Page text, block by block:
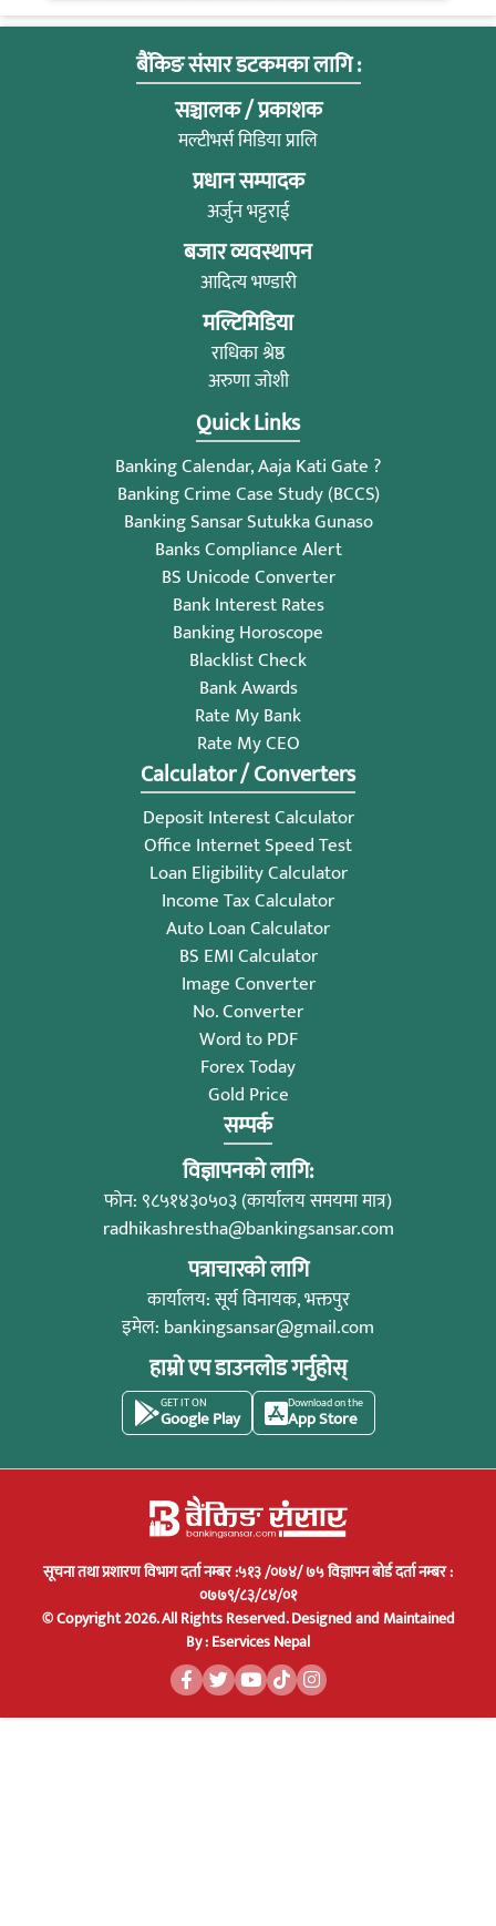
बैंकिङ संसार डटकमका लागि :
सञ्चालक / प्रकाशक
मल्टीभर्स मिडिया प्रालि
प्रधान सम्पादक
अर्जुन भट्टराई
बजार व्यवस्थापन
आदित्य भण्डारी
मल्टिमिडिया
राधिका श्रेष्ठ
अरुणा जोशी
Quick Links
Banking Calendar, Aaja Kati Gate ?
Banking Crime Case Study (BCCS)
Banking Sansar Sutukka Gunaso
Banks Compliance Alert
BS Unicode Converter
Bank Interest Rates
Banking Horoscope
Blacklist Check
Bank Awards
Rate My Bank
Rate My CEO
Calculator / Converters
Deposit Interest Calculator
Office Internet Speed Test
Loan Eligibility Calculator
Income Tax Calculator
Auto Loan Calculator
BS EMI Calculator
Image Converter
No. Converter
Word to PDF
Forex Today
Gold Price
सम्पर्क
विज्ञापनको लागि:
फोन: ९८५१४३०५०३ (कार्यालय समयमा मात्र)
radhikashrestha@bankingsansar.com
पत्राचारको लागि
कार्यालय: सूर्य विनायक, भक्तपुर
इमेल: bankingsansar@gmail.com
हाम्रो एप डाउनलोड गर्नुहोस्
GET IT ON
Google Play
Download on the
App Store
सूचना तथा प्रशारण विभाग दर्ता नम्बर :५१३ /०७४/ ७५ विज्ञापन बोर्ड दर्ता नम्बर :
०७७९/८३/८४/०१
© Copyright 2026. All Rights Reserved.Designed and Maintained
By :Eservices Nepal